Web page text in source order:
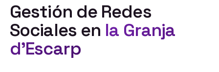
Gestión de Redes
Sociales en la Granja
d'Escarp